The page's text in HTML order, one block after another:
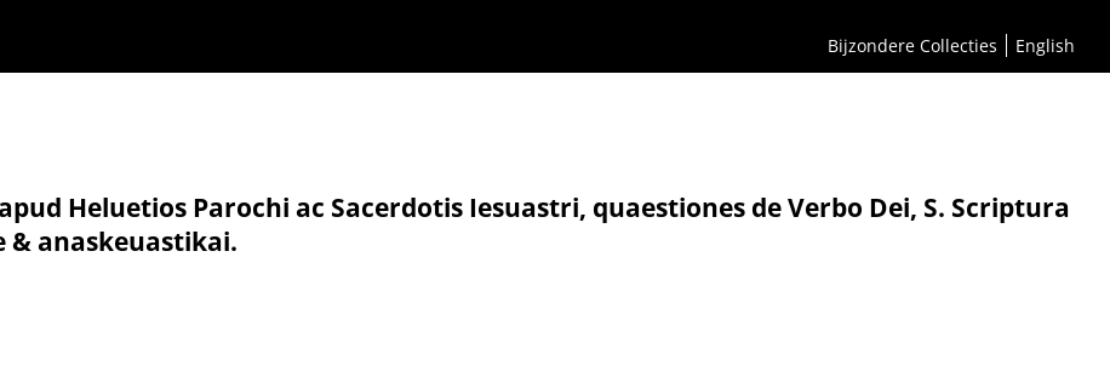
Bijzondere Collecties English
Heluetios Parochi ac Sacerdotis Iesuastri, quaestiones de Verbo Dei, S. Scriptura
& anaskeuastikai.